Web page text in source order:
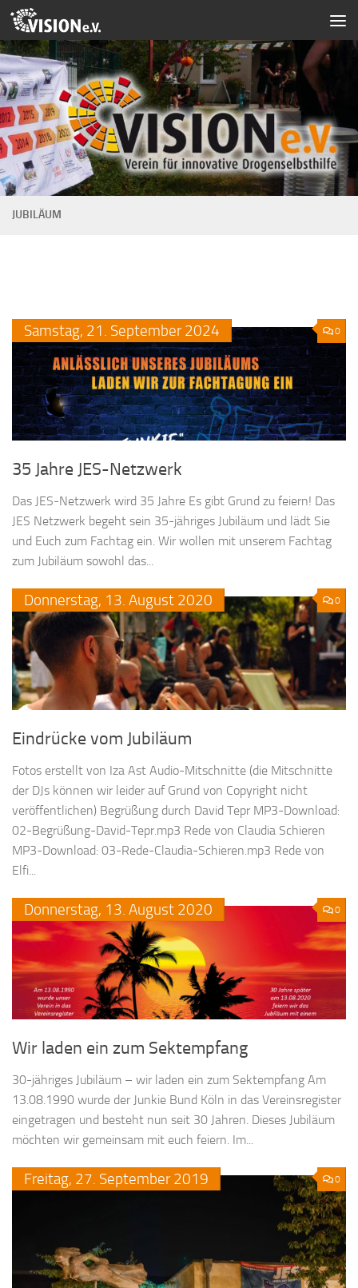
Zum Inhalt springen
JUBILÄUM
0
Samstag, 21. September 2024
35 Jahre JES-Netzwerk
Das JES-Netzwerk wird 35 Jahre Es gibt Grund zu feiern! Das
JES Netzwerk begeht sein 35-jähriges Jubiläum und lädt Sie
und Euch zum Fachtag ein. Wir wollen mit unserem Fachtag
zum Jubiläum sowohl das...
0
Donnerstag, 13. August 2020
Eindrücke vom Jubiläum
Fotos erstellt von Iza Ast Audio-Mitschnitte (die Mitschnitte
der DJs können wir leider auf Grund von Copyright nicht
veröffentlichen) Begrüßung durch David Tepr MP3-Download:
02-Begrüßung-David-Tepr.mp3 Rede von Claudia Schieren
MP3-Download: 03-Rede-Claudia-Schieren.mp3 Rede von
Elfi...
0
Donnerstag, 13. August 2020
Wir laden ein zum Sektempfang
30-jähriges Jubiläum – wir laden ein zum Sektempfang Am
13.08.1990 wurde der Junkie Bund Köln in das Vereinsregister
eingetragen und besteht nun seit 30 Jahren. Dieses Jubiläum
möchten wir gemeinsam mit euch feiern. Im...
0
Freitag, 27. September 2019